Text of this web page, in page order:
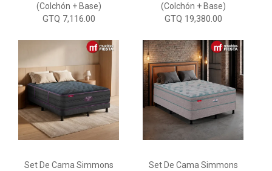
(Colchón + Base)
GTQ 7,116.00
(Colchón + Base)
GTQ 19,380.00
Set De Cama Simmons
Set De Cama Simmons